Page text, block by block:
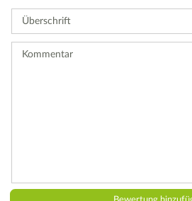
eine